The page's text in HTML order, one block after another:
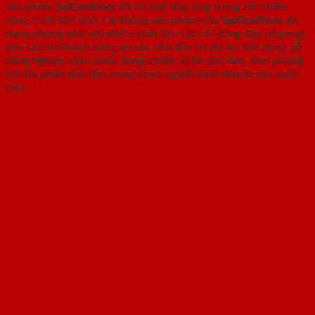
sản phẩm SaiGonDoor đã có mặt đáp ứng trong rất nhiều
công trình lớn nhỏ. Hệ thống sản phẩm của SaiGonDoor đa
dạng phong phú với nhiều chất liệu cửa dễ dàng đáp ứng mọi
yêu cầu từ khách hàng và các chủ đầu tư dự án. Với dòng gỗ
công nghiệp chịu nước đang chiếm vị trí chủ đạo, tiên phong
với thị phần dẫn đầu trong toàn ngành kinh doanh sản xuất
cửa.